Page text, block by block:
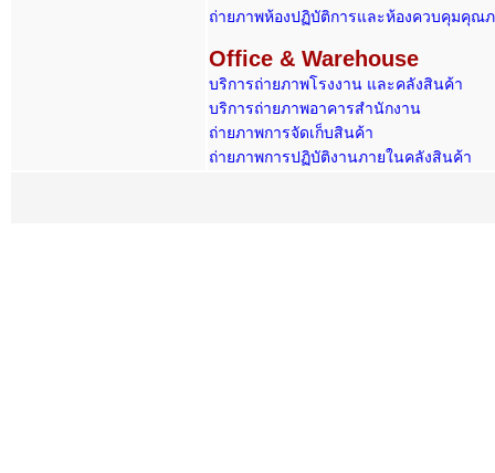
ถ่ายภาพห้องปฏิบัติการและห้องควบคุมคุณ
Office & Warehouse
บริการถ่ายภาพโรงงาน และคลังสินค้า
บริการถ่ายภาพอาคารสำนักงาน
ถ่ายภาพการจัดเก็บสินค้า
ถ่ายภาพการปฏิบัติงานภายในคลังสินค้า